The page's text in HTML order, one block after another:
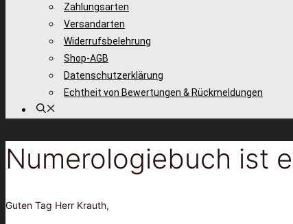
Zahlungsarten
Versandarten
Widerrufsbelehrung
Shop-AGB
Datenschutzerklärung
Echtheit von Bewertungen & Rückmeldungen
Numerologiebuch ist
Guten Tag Herr Krauth,